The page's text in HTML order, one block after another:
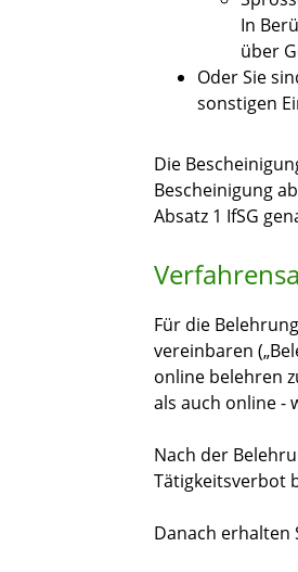
In
über
Oder Sie
sonstigen
Die
Bescheinigung
Absatz 1 IfSG
Für die
vereinbaren
online belehren
als auch online -
Nach der
Tätigkeitsverbot
Danach erhalten